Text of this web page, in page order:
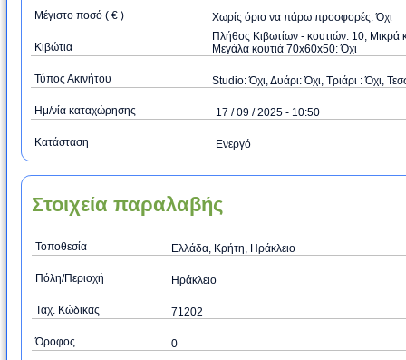
Μέγιστο ποσό ( € ) Xωρίς όριο να πάρω προσφορές: Όχι
Κιβώτια
Πλήθος Κιβωτίων - κουτιών: 10, Μικρά
Μεγάλα κουτιά 70x60x50: Όχι
Τύπος Ακινήτου Studio: Όχι, Δυάρι: Όχι, Τριάρι : Όχι,
Ημ/νία καταχώρησης 17 / 09 / 2025 - 10:50
Κατάσταση Ενεργό
Στοιχεία παραλαβής
Τοποθεσία Ελλάδα, Κρήτη, Ηράκλειο
Πόλη/Περιοχή Ηράκλειο
Ταχ. Κώδικας 71202
Όροφος 0